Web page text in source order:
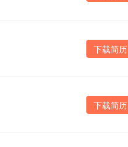
下载简历
下载简历